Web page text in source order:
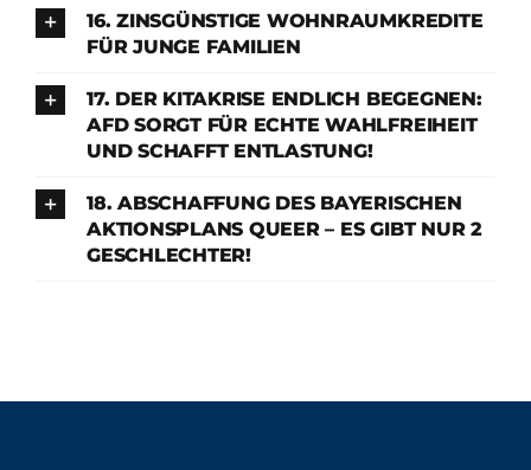
16. ZINSGÜNSTIGE WOHNRAUMKREDITE
FÜR JUNGE FAMILIEN
17. DER KITAKRISE ENDLICH BEGEGNEN:
AFD SORGT FÜR ECHTE WAHLFREIHEIT
UND SCHAFFT ENTLASTUNG!
18. ABSCHAFFUNG DES BAYERISCHEN
AKTIONSPLANS QUEER – ES GIBT NUR 2
GESCHLECHTER!